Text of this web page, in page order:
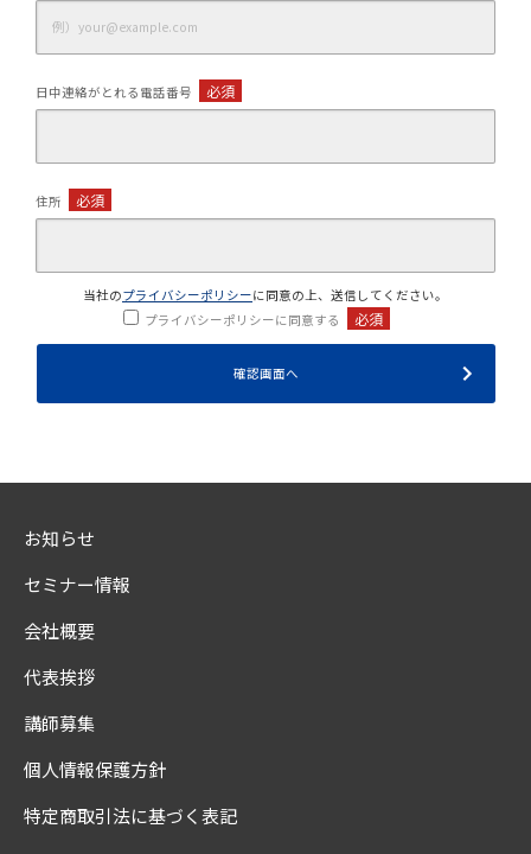
日中連絡がとれる電話番号 必須
住所 必須
当社のプライバシーポリシーに同意の上、送信してください。
プライバシーポリシーに同意する
必須
お知らせ
セミナー情報
会社概要
代表挨拶
講師募集
個人情報保護方針
特定商取引法に基づく表記